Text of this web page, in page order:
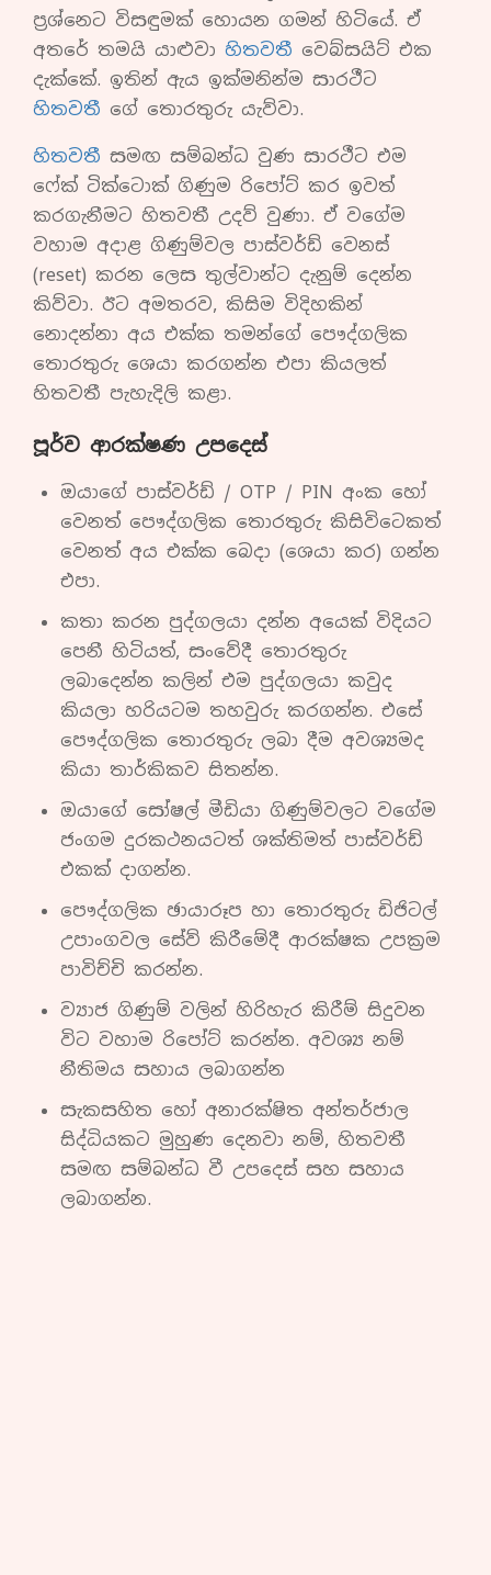
ප්‍රශ්නෙට විසඳුමක් හොයන ගමන් හිටියේ. ඒ
අතරේ තමයි යාළුවා හිතවතී වෙබ්සයිට් එක
දැක්කේ. ඉතින් ඇය ඉක්මනින්ම සාරථීට
හිතවතී ගේ තොරතුරු යැව්වා.
හිතවතී සමඟ සම්බන්ධ වුණ සාරථීට එම
ෆේක් ටික්ටොක් ගිණුම රිපෝට් කර ඉවත්
කරගැනීමට හිතවතී උදව් වුණා. ඒ වගේම
වහාම අදාළ ගිණුම්වල පාස්වර්ඩ් වෙනස්
(reset) කරන ලෙස තුල්වාන්ට දැනුම් දෙන්න
කිව්වා. ඊට අමතරව, කිසිම විදිහකින්
නොදන්නා අය එක්ක තමන්ගේ පෞද්ගලික
තොරතුරු ශෙයා කරගන්න එපා කියලත්
හිතවතී පැහැදිලි කළා.
පූර්ව ආරක්ෂණ උපදෙස්
ඔයාගේ පාස්වර්ඩ් / OTP / PIN අංක හෝ
වෙනත් පෞද්ගලික තොරතුරු කිසිවිටෙකත්
වෙනත් අය එක්ක බෙදා (ශෙයා කර) ගන්න
එපා.
කතා කරන පුද්ගලයා දන්න අයෙක් විදියට
පෙනී හිටියත්, සංවේදී තොරතුරු
ලබාදෙන්න කලින් එම පුද්ගලයා කවුද
කියලා හරියටම තහවුරු කරගන්න. එසේ
පෞද්ගලික තොරතුරු ලබා දීම අවශ්‍යමද
කියා තාර්කිකව සිතන්න.
ඔයාගේ සෝෂල් මීඩියා ගිණුම්වලට වගේම
ජංගම දුරකථනයටත් ශක්තිමත් පාස්වර්ඩ්
එකක් දාගන්න.
පෞද්ගලික ඡායාරූප හා තොරතුරු ඩිජිටල්
උපාංගවල සේව් කිරීමේදී ආරක්ෂක උපක්‍රම
පාවිච්චි කරන්න.
ව්‍යාජ ගිණුම් වලින් හිරිහැර කිරීම් සිදුවන
විට වහාම රිපෝට් කරන්න. අවශ්‍ය නම්
නීතිමය සහාය ලබාගන්න
සැකසහිත හෝ අනාරක්ෂිත අන්තර්ජාල
සිද්ධියකට මුහුණ දෙනවා නම්, හිතවතී
සමඟ සම්බන්ධ වී උපදෙස් සහ සහාය
ලබාගන්න.